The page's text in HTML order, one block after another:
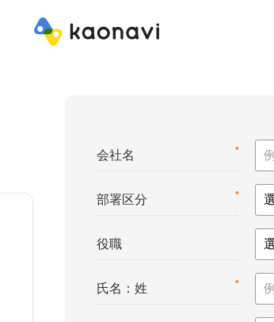
*
会社名
*
部署区分
役職
*
氏名：姓